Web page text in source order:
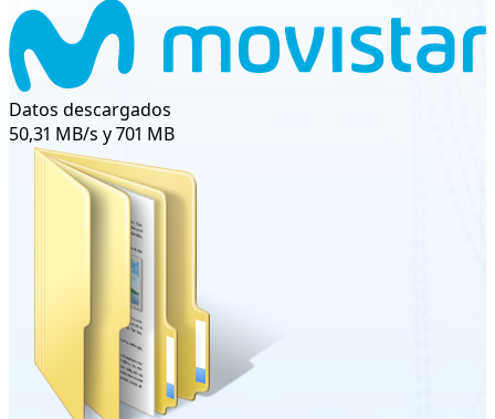
Datos descargados
50,31 MB/s y 701 MB